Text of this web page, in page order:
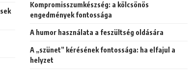
Kompromisszumkészség: a kölcsönös
engedmények fontossága
A humor használata a feszültség oldására
A „szünet” kérésének fontossága: ha elfajul a
helyzet